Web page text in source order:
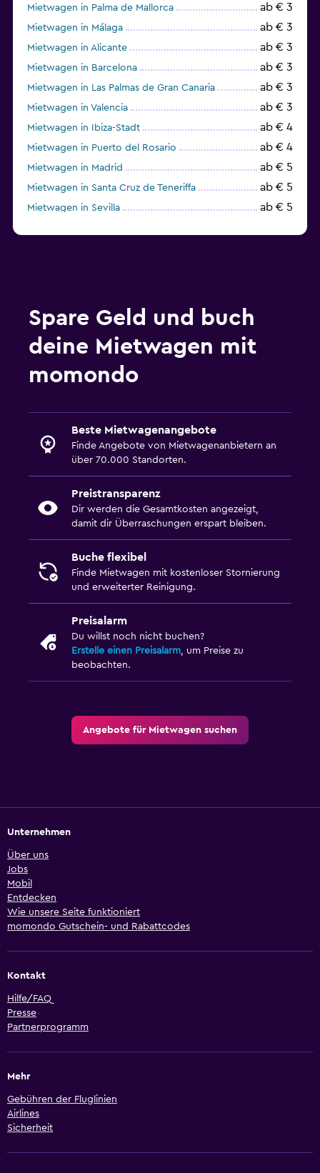
Mietwagen in Palma de Mallorca ab € 3
Mietwagen in Málaga ab € 3
Mietwagen in Alicante ab € 3
Mietwagen in Barcelona ab € 3
Mietwagen in Las Palmas de Gran Canaria ab € 3
Mietwagen in Valencia ab € 3
Mietwagen in Ibiza-Stadt ab € 4
Mietwagen in Puerto del Rosario ab € 4
Mietwagen in Madrid ab € 5
Mietwagen in Santa Cruz de Teneriffa ab € 5
Mietwagen in Sevilla ab € 5
Spare Geld und buch
deine Mietwagen mit
momondo
Beste Mietwagenangebote
Finde Angebote von Mietwagenanbietern an
über 70.000 Standorten.
Preistransparenz
Dir werden die Gesamtkosten angezeigt,
damit dir Überraschungen erspart bleiben.
Buche flexibel
Finde Mietwagen mit kostenloser Stornierung
und erweiterter Reinigung.
Preisalarm
Du willst noch nicht buchen?
Erstelle einen Preisalarm, um Preise zu
beobachten.
Angebote für Mietwagen suchen
Unternehmen
Über uns
Jobs
Mobil
Entdecken
Wie unsere Seite funktioniert
momondo Gutschein- und Rabattcodes
Kontakt
Hilfe/FAQ
Presse
Partnerprogramm
Mehr
Gebühren der Fluglinien
Airlines
Sicherheit